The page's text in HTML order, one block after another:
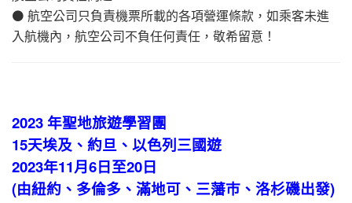
⚫ 航空公司只負責機票所載的各項營運條款，如乘客未進
入航機內，航空公司不負任何責任，敬希留意！
2023 年聖地旅遊學習團
15天埃及、約旦、以色列三國遊
2023年11月6日至20日
(由紐約、多倫多、滿地可、三藩巿、洛杉磯出發)